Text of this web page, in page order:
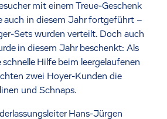
mit einem Treue-Geschenk
auch in diesem Jahr fortgeführt –
Sets wurden verteilt. Doch auch
in diesem Jahr beschenkt: Als
Hilfe beim leergelaufenen
zwei Hoyer-Kunden die
und Schnaps.
Hans-Jürgen